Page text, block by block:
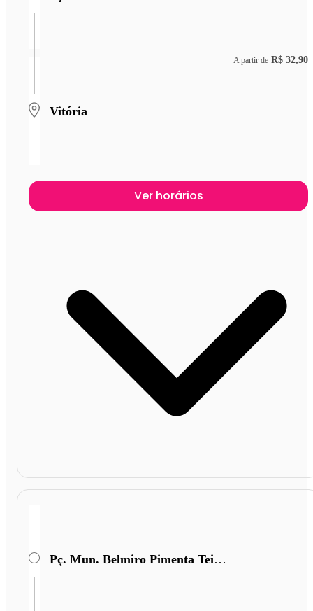
Vitória
A partir de R$ 32,90
Ver horários
Pç. Mun. Belmiro Pimenta Teixeira